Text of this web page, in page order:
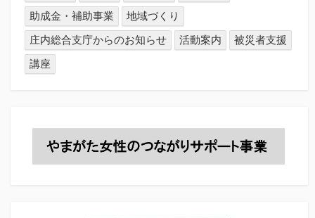
助成金・補助事業
地域づくり
庄内総合支庁からのお知らせ
活動案内
被災者支援
講座